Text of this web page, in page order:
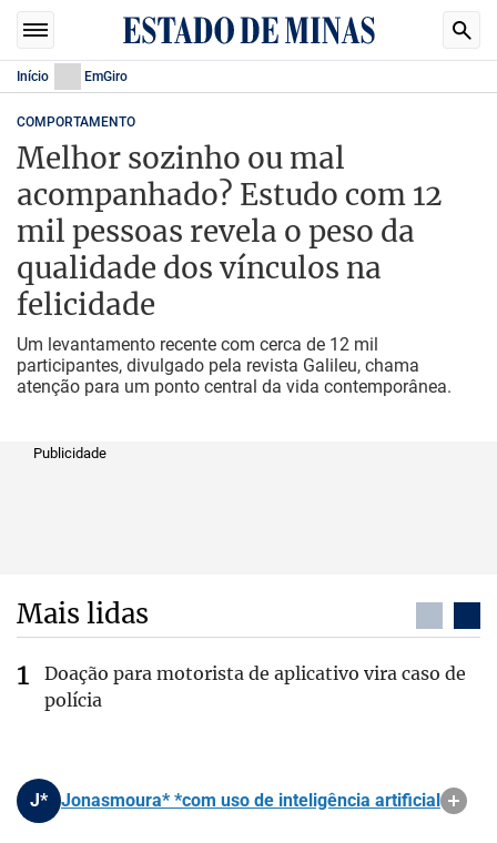
Início EmGiro
COMPORTAMENTO
Melhor sozinho ou mal
acompanhado? Estudo com 12
mil pessoas revela o peso da
qualidade dos vínculos na
felicidade
Um levantamento recente com cerca de 12 mil
participantes, divulgado pela revista Galileu, chama
atenção para um ponto central da vida contemporânea.
Publicidade
Mais lidas
Doação para motorista de aplicativo vira caso de
polícia
J* Jonasmoura* *com uso de inteligência artificial